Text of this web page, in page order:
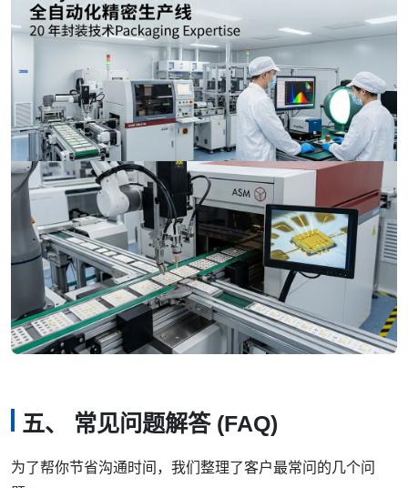
五、 常见问题解答 (FAQ)
为了帮你节省沟通时间，我们整理了客户最常问的几个问